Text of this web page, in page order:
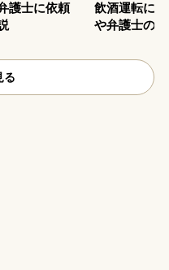
護士に依頼
飲酒運転に
や弁護士の
る